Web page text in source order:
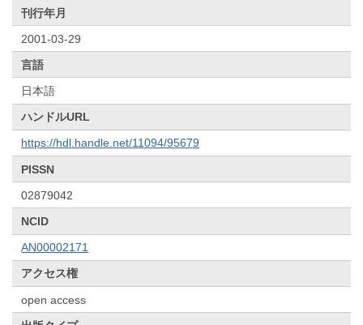
刊行年月
2001-03-29
言語
日本語
ハンドルURL
https://hdl.handle.net/11094/95679
PISSN
02879042
NCID
AN00002171
アクセス権
open access